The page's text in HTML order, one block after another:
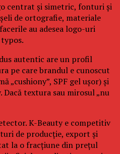
centrat și simetric, fonturi și
de ortografie, materiale
au adesea logo-uri
autentic are un profil
pe care brandul e cunoscut
„cushiony”, SPF gel ușor) și
textura sau mirosul „nu
K-Beauty e competitiv
de producție, export și
la o fracțiune din prețul